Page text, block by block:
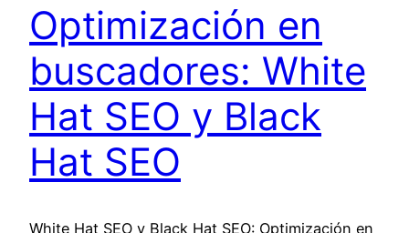
Optimización en
buscadores: White
Hat SEO y Black
Hat SEO
White Hat SEO y Black Hat SEO: Optimización en